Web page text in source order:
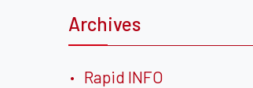
Archives
Rapid INFO